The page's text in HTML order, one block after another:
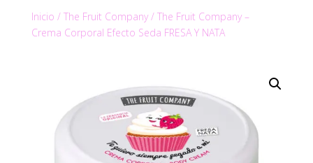
Inicio / The Fruit Company/ The Fruit Company –
Crema Corporal Efecto Seda FRESA Y NATA